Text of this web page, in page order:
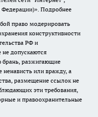
Федерации)». Подробнее
право модерировать
конструктивности
РФ и
не допускаются
разжигающие
или вражду, а
размещение ссылок не
эти требования,
и правоохранительные